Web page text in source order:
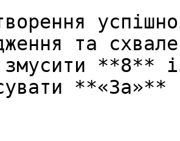
та
змусити **8**